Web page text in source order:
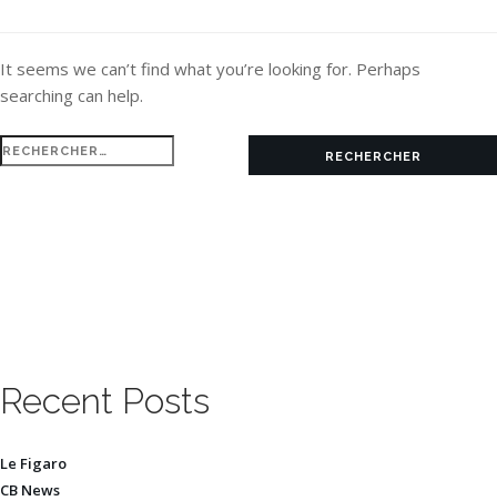
It seems we can’t find what you’re looking for. Perhaps
searching can help.
Rechercher :
Recent Posts
Le Figaro
CB News